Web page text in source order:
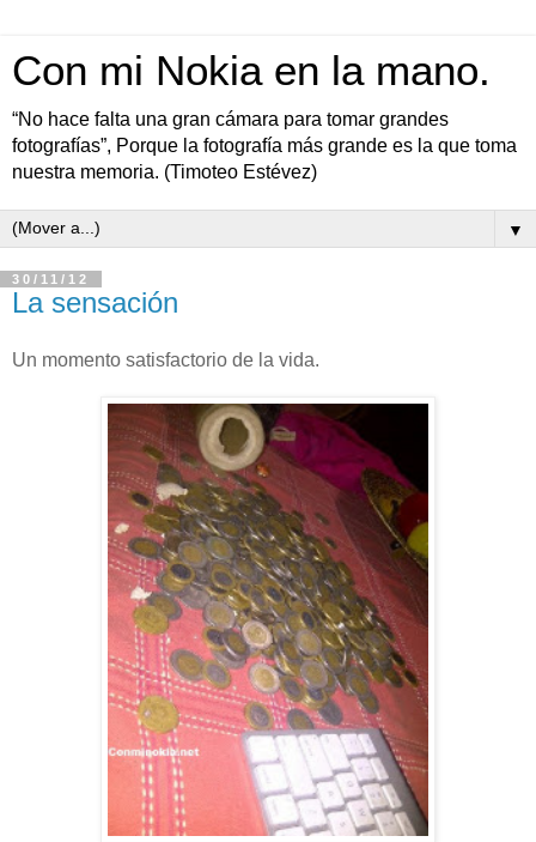
Con mi Nokia en la mano.
“No hace falta una gran cámara para tomar grandes
fotografías”, Porque la fotografía más grande es la que toma
nuestra memoria. (Timoteo Estévez)
▼
30/11/12
La sensación
Un momento satisfactorio de la vida.